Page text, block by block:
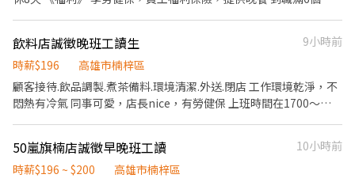
材。 ．協助測量食材的容量與重量。 ．負責擺盤、打包外帶服務。
★各班別有提供一餐火鍋 自行烹煮 ★備有洗碗機協助洗碗 ★工作環
境不會太熱 內外場皆有空調 ★平假日皆需配合排班 月休8-15天不
----------------------- 【快速應徵】 👉快速預約找工作☞吳店長 📞
來電預約專線：0911-988-861 快速預約ID:erick911g 應徵截圖私
訊留下姓名/電話/應徵職缺即可預約 ※請提供：姓名/電話/應徵職缺
截圖 即可立即協助應徵!
飲料店誠徵晚班工讀生
9小時前
時薪$196
高雄市楠梓區
顧客接待.飲品調製.煮茶備料.環境清潔.外送.閉店 工作環境乾淨，不
悶熱有冷氣 同事可愛，店長nice，有勞健保 上班時間在1700～
時數太長、課業無法接受，就不要來應徵 #沒有徵暑期班.假日班 #
徵長期工讀 #非誠勿擾
50嵐旗楠店誠徵早晚班工讀
10小時前
時薪$196 ~ $200
高雄市楠梓區